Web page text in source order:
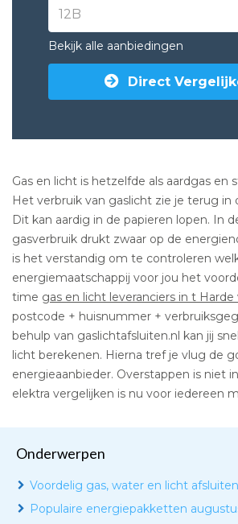
Bekijk alle aanbiedingen
Direct
Gas en licht is hetzelfde als aardgas en
Het verbruik van gaslicht zie je terug in
Dit kan aardig in de papieren lopen. In
gasverbruik drukt zwaar op de
is het verstandig om te controleren
energiemaatschappij voor jou het
time gas en licht leveranciers in t Harde
postcode + huisnummer +
behulp van gaslichtafsluiten.nl kan jij
licht berekenen. Hierna tref je vlug de
energieaanbieder. Overstappen is niet
elektra vergelijken is nu voor iedereen
Onderwerpen
Voordelig gas, water en licht
Populaire energiepakketten